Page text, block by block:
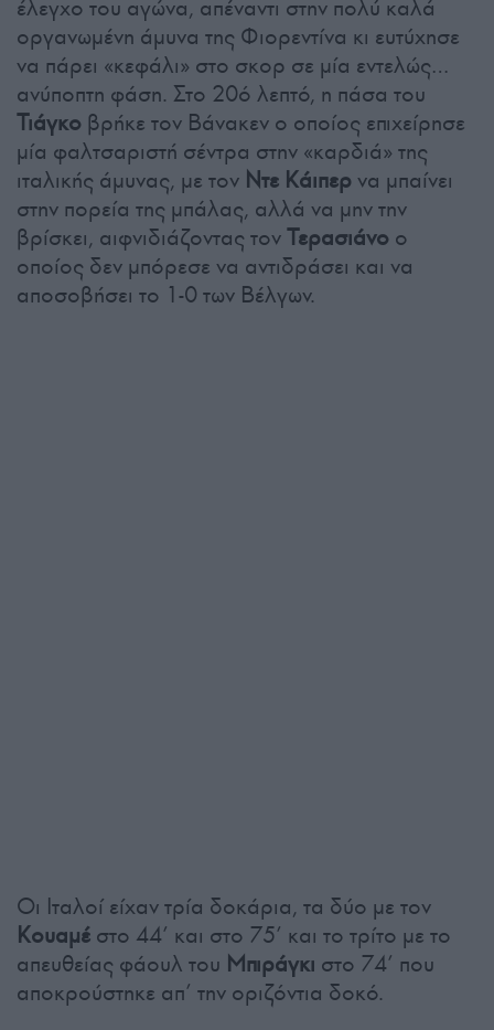
έλεγχο του αγώνα, απέναντι στην πολύ καλά
οργανωμένη άμυνα της Φιορεντίνα κι ευτύχησε
να πάρει «κεφάλι» στο σκορ σε μία εντελώς…
ανύποπτη φάση. Στο 20ό λεπτό, η πάσα του
Τιάγκο βρήκε τον Βάνακεν ο οποίος επιχείρησε
μία φαλτσαριστή σέντρα στην «καρδιά» της
ιταλικής άμυνας, με τον Ντε Κάιπερνα μπαίνει
στην πορεία της μπάλας, αλλά να μην την
βρίσκει, αιφνιδιάζοντας τονΤερασιάνο ο
οποίος δεν μπόρεσε να αντιδράσει και να
αποσοβήσει το 1-0 των Βέλγων.
Οι Ιταλοί είχαν τρία δοκάρια, τα δύο με τον
Κουαμέ στο 44’ και στο 75’ και το τρίτο με το
απευθείας φάουλ του Μπιράγκι στο 74’ που
αποκρούστηκε απ’ την οριζόντια δοκό.